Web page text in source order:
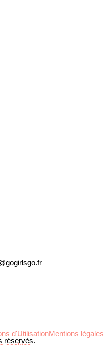
réservés.
d'UtilisationMentions légales